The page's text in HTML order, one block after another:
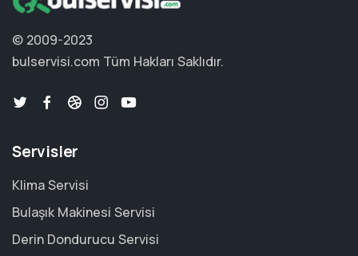
© 2009-2023
bulservisi.com Tüm Hakları Saklıdır.
Servisler
Klima Servisi
Bulaşık Makinesi Servisi
Derin Dondurucu Servisi